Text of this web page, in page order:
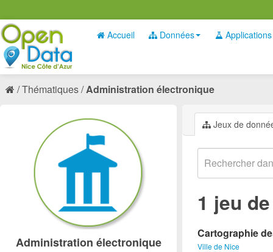
Accueil Données Applications
Thématiques Administration électronique
Jeux de
1 jeu
Cartographie
Ville de Nice
Administration électronique